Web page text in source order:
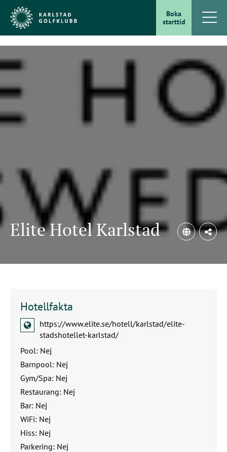
Boka
starttid
Elite Hotel Karlstad
Hotellfakta
https://www.elite.se/hotell/karlstad/elite-
stadshotellet-karlstad/
Pool: Nej
Barnpool: Nej
Gym/Spa: Nej
Restaurang: Nej
Bar: Nej
WiFi: Nej
Hiss: Nej
Parkering: Nej